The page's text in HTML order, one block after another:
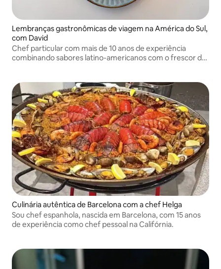
Lembranças gastronômicas de viagem na América do Sul,
com David
Chef particular com mais de 10 anos de experiência
combinando sabores latino-americanos com o frescor da
Culinária autêntica de Barcelona com a chef Helga
Sou chef espanhola, nascida em Barcelona, com 15 anos
de experiência como chef pessoal na Califórnia.